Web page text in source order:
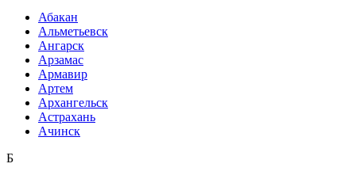
Абакан
Альметьевск
Ангарск
Арзамас
Армавир
Артем
Архангельск
Астрахань
Ачинск
Б